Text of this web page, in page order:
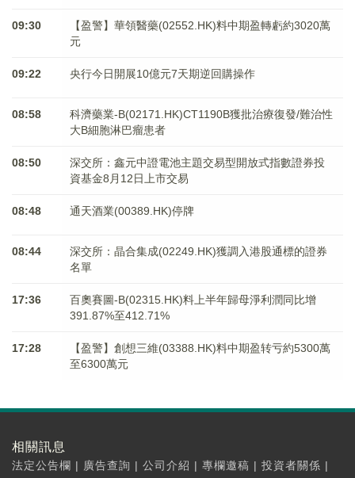
09:30
【盈警】華領醫藥(02552.HK)料中期盈轉虧約3020萬
元
09:22 央行今日開展10億元7天期逆回購操作
08:58
科濟藥業-B(02171.HK)CT1190B獲批治療復發/難治性
大B細胞淋巴瘤患者
08:50
深交所：鑫元中證電池主題交易型開放式指數證券投
資基金8月12日上市交易
08:48 通天酒業(00389.HK)停牌
08:44
深交所：晶合集成(02249.HK)獲調入港股通標的證券
名單
17:36
百奧賽圖-B(02315.HK)料上半年歸母淨利潤同比增
391.87%至412.71%
17:28
【盈警】創想三維(03388.HK)料中期盈转亏約5300萬
至6300萬元
相關訊息
法定公告欄 | 廣告查詢 | 公司介紹 | 專欄邀稿 | 投資者關係 |